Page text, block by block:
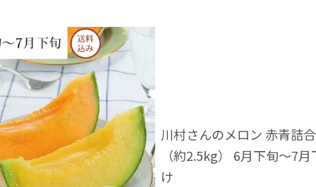
川村さんのメロン 赤青詰
（約2.5kg） 6月下旬～7
け